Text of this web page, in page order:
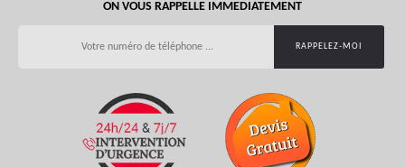
ON VOUS RAPPELLE IMMEDIATEMENT